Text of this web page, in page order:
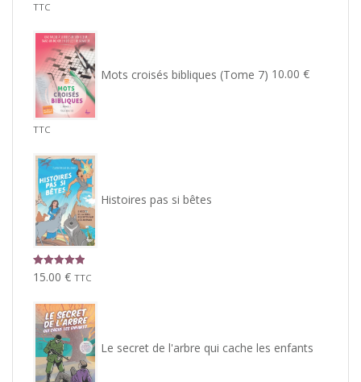
TTC
Mots croisés bibliques (Tome 7) 10.00 €
TTC
Histoires pas si bêtes
Note 5.00
15.00 € TTC
Le secret de l'arbre qui cache les enfants